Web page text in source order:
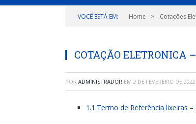
VOCÊ ESTÁ EM: Home » Cotações
COTAÇÃO ELETRONICA
POR ADMINISTRADOR EM 2 DE FEVEREIRO DE 2022
1.1.Termo de Referência lixeiras –